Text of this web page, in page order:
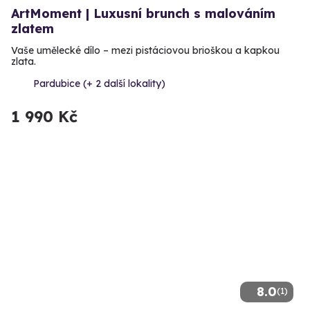
ArtMoment | Luxusní brunch s malováním
zlatem
Vaše umělecké dílo – mezi pistáciovou brioškou a kapkou
zlata.
Pardubice (+ 2 další lokality)
1 990 Kč
8.0(1)